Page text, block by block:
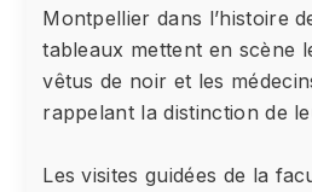
Montpellier dans l’histoire
tableaux mettent en scène
vêtus de noir et les
rappelant la distinction de
Les visites guidées de la